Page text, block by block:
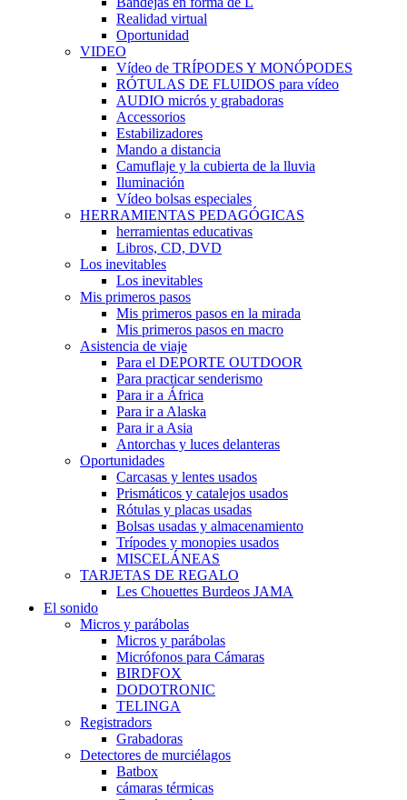
Realidad virtual
Oportunidad
VIDEO
Vídeo de TRÍPODES Y MONÓPODES
RÓTULAS DE FLUIDOS para vídeo
AUDIO micrós y grabadoras
Accessorios
Estabilizadores
Mando a distancia
Camuflaje y la cubierta de la lluvia
Iluminación
Vídeo bolsas especiales
HERRAMIENTAS PEDAGÓGICAS
herramientas educativas
Libros, CD, DVD
Los inevitables
Los inevitables
Mis primeros pasos
Mis primeros pasos en la mirada
Mis primeros pasos en macro
Asistencia de viaje
Para el DEPORTE OUTDOOR
Para practicar senderismo
Para ir a África
Para ir a Alaska
Para ir a Asia
Antorchas y luces delanteras
Oportunidades
Carcasas y lentes usados
Prismáticos y catalejos usados
Rótulas y placas usadas
Bolsas usadas y almacenamiento
Trípodes y monopies usados
MISCELÁNEAS
TARJETAS DE REGALO
Les Chouettes Burdeos JAMA
El sonido
Micros y parábolas
Micros y parábolas
Micrófonos para Cámaras
BIRDFOX
DODOTRONIC
TELINGA
Registradors
Grabadoras
Detectores de murciélagos
Batbox
cámaras térmicas